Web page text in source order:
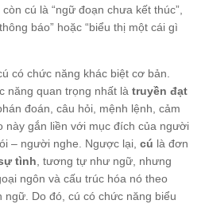
cú là “ngữ đoạn chưa kết thúc”,
báo” hoặc “biểu thị một cái gì
có chức năng khác biệt cơ bản.
năng quan trọng nhất là truyền đạt
đoán, câu hỏi, mệnh lệnh, cảm
này gắn liền với mục đích của người
– người nghe. Ngược lại, cú là đơn
tình , tương tự như ngữ, nhưng
ngôn và cấu trúc hóa nó theo
Do đó, cú có chức năng biểu